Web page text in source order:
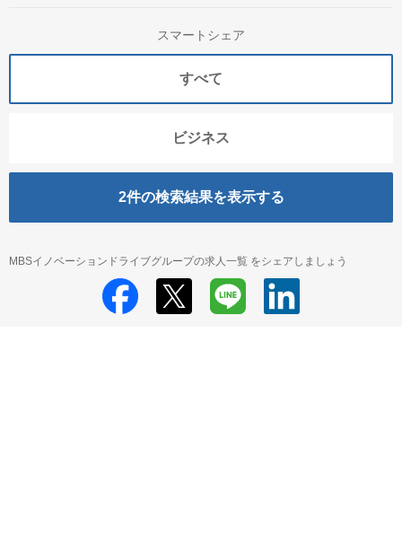
スマートシェア
すべて
ビジネス
2件の検索結果を表示する
MBSイノベーションドライブグループの求人一覧 をシェアしましょう